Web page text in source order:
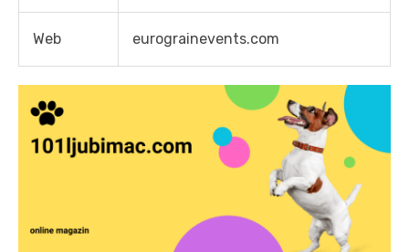
Web eurograinevents.com